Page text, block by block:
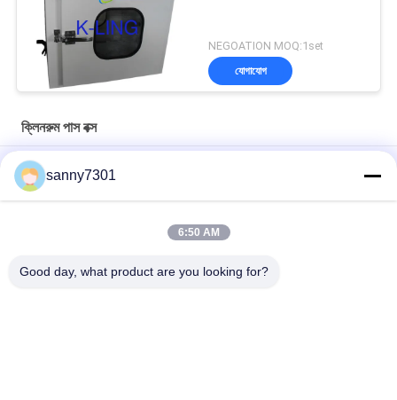
NEGOATION MOQ:1set
যোগাযোগ
ক্লিনরুম পাস বক্স
পোলিশ ক্লিনরুম পাস বক্স কাস্টমাইজড এবং দক্ষ দূষণ নিয়ন্ত্রণ
ইউভি লাইট স্টেইনলেস স্টিল 304 ক্যাবিনেট সহ স্ট্যাটিক ল্যাবরেটরি ক্লিন রুম পাস বক্স
পণ্য স্থানান্তরের জন্য এসএস রোলার লাইন সহ কাস্টমাইজড স্টেইনলেস স্টীল স্ট্যাটিক পাস
sanny7301
6:50 AM
Good day, what product are you looking for?